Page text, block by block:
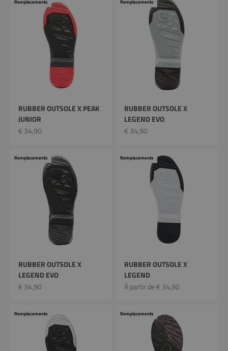
Remplacements
RUBBER OUTSOLE X PEAK
JUNIOR
Prix remisé
€ 34,90
Remplacements
RUBBER OUTSOLE X
LEGEND EVO
Prix remisé
€ 34,90
Remplacements
RUBBER OUTSOLE X
LEGEND EVO
Prix remisé
€ 34,90
Remplacements
RUBBER OUTSOLE X
LEGEND
Prix remisé
À partir de € 34,90
Remplacements Remplacements